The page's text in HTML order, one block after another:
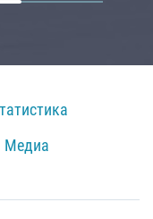
Медиа